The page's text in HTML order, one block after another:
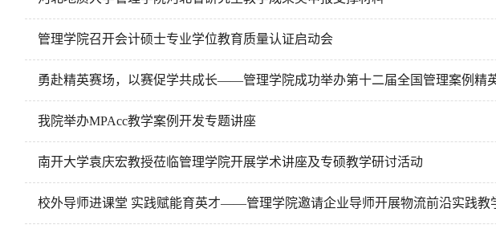
管理学院召开会计硕士专业学位教育质量认证启动会
勇赴精英赛场，以赛促学共成长——管理学院成功举办第十二届全国管理案例精
我院举办MPAcc教学案例开发专题讲座
南开大学袁庆宏教授莅临管理学院开展学术讲座及专硕教学研讨活动
校外导师进课堂 实践赋能育英才——管理学院邀请企业导师开展物流前沿实践教